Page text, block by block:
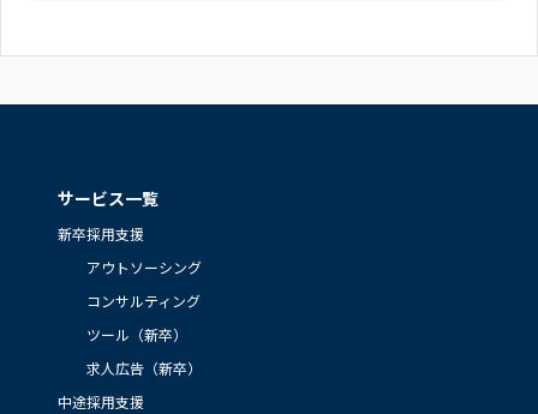
サービス一覧
新卒採用支援
アウトソーシング
コンサルティング
ツール（新卒）
求人広告（新卒）
中途採用支援